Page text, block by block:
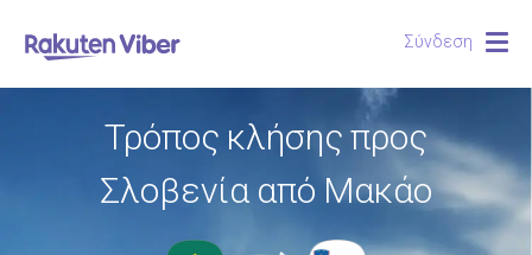
Σύνδεση
Τρόπος κλήσης προς
Σλοβενία από Μακάο